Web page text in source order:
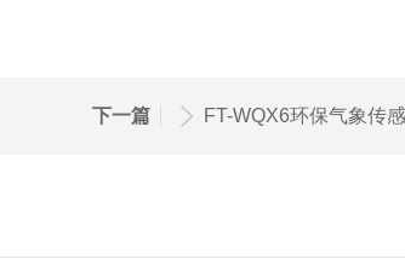
下一篇 FT-WQX6环保气象传